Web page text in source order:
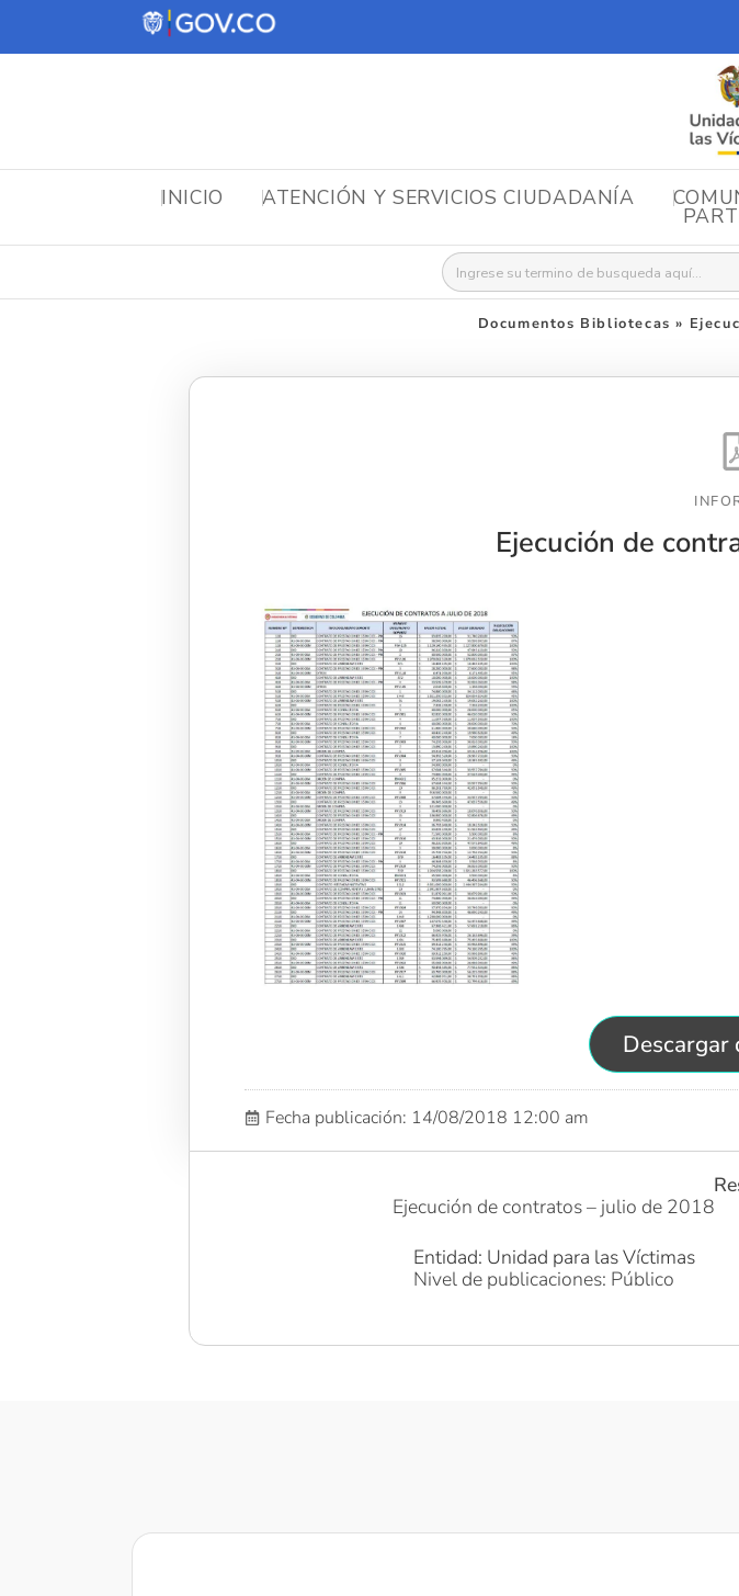
INICIO ATENCIÓN Y SERVICIOS CIUDADANÍA
Buscar:
Documentos Bibliotecas »
Ejecución de
Descargar
Fecha publicación: 14/08/2018 12:00 am
Ejecución de contratos – julio de 2018
Entidad: Unidad para las Víctimas
Nivel de publicaciones: Público